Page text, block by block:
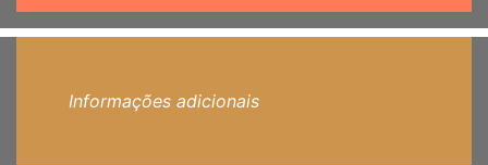
Informações adicionais